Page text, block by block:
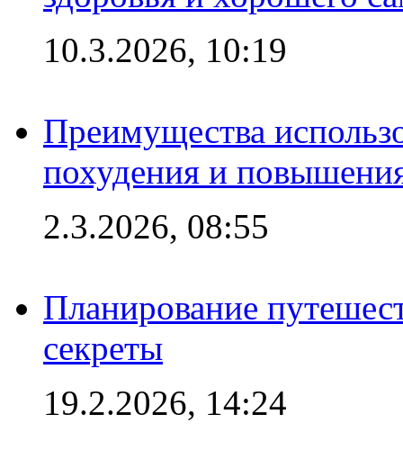
10.3.2026, 10:19
Преимущества
похудения и
2.3.2026, 08:55
Планирование
секреты
19.2.2026, 14:24